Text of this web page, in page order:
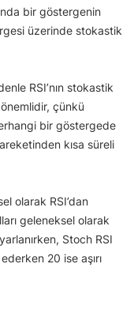
bir göstergenin
üzerinde stokastik
RSI’nın stokastik
önemlidir, çünkü
bir göstergede
kısa süreli
olarak RSI’dan
geleneksel olarak
Stoch RSI
20 ise aşırı